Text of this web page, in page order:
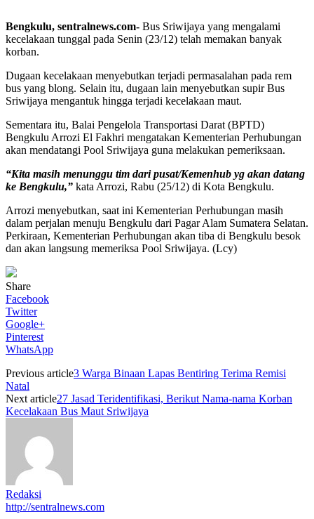
Bengkulu, sentralnews.com- Bus Sriwijaya yang mengalami
kecelakaan tunggal pada Senin (23/12) telah memakan banyak
korban.
Dugaan kecelakaan menyebutkan terjadi permasalahan pada rem
bus yang blong. Selain itu, dugaan lain menyebutkan supir Bus
Sriwijaya mengantuk hingga terjadi kecelakaan maut.
Sementara itu, Balai Pengelola Transportasi Darat (BPTD)
Bengkulu Arrozi El Fakhri mengatakan Kementerian Perhubungan
akan mendatangi Pool Sriwijaya guna melakukan pemeriksaan.
“Kita masih menunggu tim dari pusat/Kemenhub yg akan datang
ke Bengkulu,” kata Arrozi, Rabu (25/12) di Kota Bengkulu.
Arrozi menyebutkan, saat ini Kementerian Perhubungan masih
dalam perjalan menuju Bengkulu dari Pagar Alam Sumatera Selatan.
Perkiraan, Kementerian Perhubungan akan tiba di Bengkulu besok
dan akan langsung memeriksa Pool Sriwijaya. (Lcy)
Share
Facebook
Twitter
Google+
Pinterest
WhatsApp
Previous article3 Warga Binaan Lapas Bentiring Terima Remisi
Natal
Next article27 Jasad Teridentifikasi, Berikut Nama-nama Korban
Kecelakaan Bus Maut Sriwijaya
Redaksi
http://sentralnews.com